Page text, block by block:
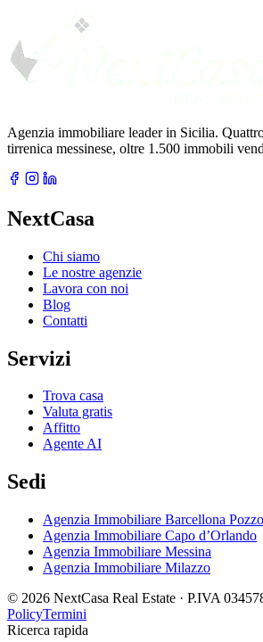
Agenzia immobiliare leader in Sicilia.
tirrenica messinese, oltre 1.500 immobili
NextCasa
Chi siamo
Le nostre agenzie
Lavora con noi
Blog
Contatti
Servizi
Trova casa
Valuta gratis
Affitto
Agente AI
Sedi
Agenzia Immobiliare Barcellona
Agenzia Immobiliare Capo d’Orlando
Agenzia Immobiliare Messina
Agenzia Immobiliare Milazzo
© 2026 NextCasa Real Estate · P.IVA
PolicyTermini
Ricerca rapida